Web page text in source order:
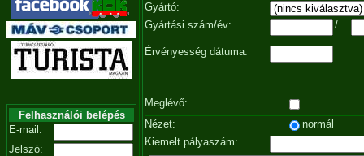
Felhasználói belépés
E-mail:
Jelszó:
Gyártó:
Gyártási szám/év:
/
Érvényesség dátuma:
Meglévő:
Nézet:
normál
Kiemelt pályaszám: